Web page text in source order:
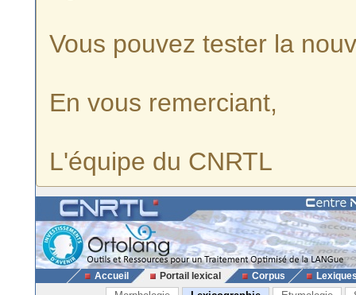
Vous pouvez tester la
En vous remerciant,
L'équipe du CNRTL
Accueil Portail lexical Corpus